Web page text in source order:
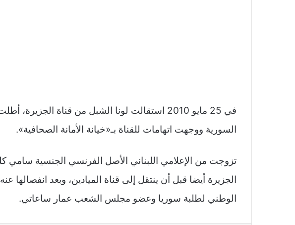
في 25 مايو 2010 استقالت لونا الشبل من قناة
السورية ووجهت اتهامات للقناة بـ«خيانة الأمانة الصحافية».
تزوجت من الإعلامي اللبناني الأصل الفرنسي الجنسية سامي
الجزيرة أيضا قبل أن ينتقل إلى قناة الميادين، وبعد انفصالها
الوطني لطلبة سوريا وعضو مجلس الشعب عمار ساعاتي.